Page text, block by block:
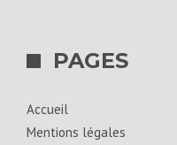
PAGES
Accueil
Mentions légales